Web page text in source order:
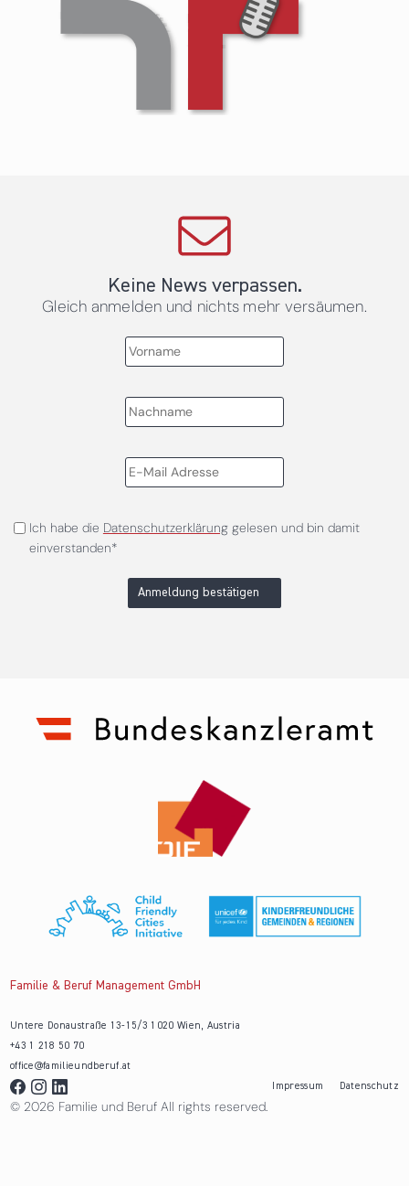
Keine News verpassen.
Gleich anmelden und nichts mehr versäumen.
Ich habe die Datenschutzerklärunggelesen und bin damit
einverstanden*
Anmeldung bestätigen
Familie & Beruf Management GmbH
Untere Donaustraße 13-15/3 1020 Wien, Austria
+43 1 218 50 70
office@familieundberuf.at
Impressum
Datenschutz
© 2026 Familie und Beruf All rights reserved.